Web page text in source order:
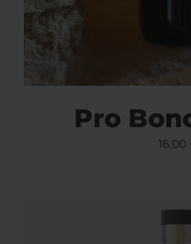
Pro
16,00